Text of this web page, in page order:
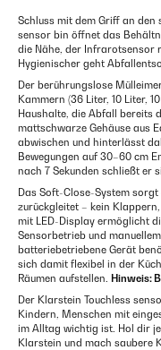
Schluss mit dem Griff an den
sensor bin öffnet das
die Nähe, der Infrarotsensor
Hygienischer geht
Der berührungslose
Kammern (36 Liter, 10 Liter,
Haushalte, die Abfall bereits
mattschwarze Gehäuse aus
abwischen und hinterlässt
Bewegungen auf 30–60 cm
nach 7 Sekunden schließt er
Das Soft-Close-System
zurückgleitet – kein
mit LED-Display ermöglicht
Sensorbetrieb und
batteriebetriebene Gerät
sich damit flexibel in der
Räumen aufstellen. Hinweis:
Der Klarstein Touchless
Kindern, Menschen mit
im Alltag wichtig ist. Hol dir
Klarstein und mach saubere